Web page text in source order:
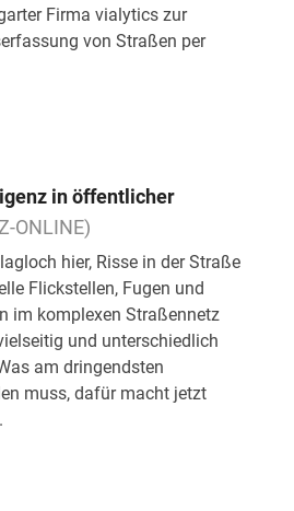
Firma vialytics zur
von Straßen per
in öffentlicher
ONLINE)
hier, Risse in der Straße
Flickstellen, Fugen und
im komplexen Straßennetz
und unterschiedlich
am dringendsten
muss, dafür macht jetzt